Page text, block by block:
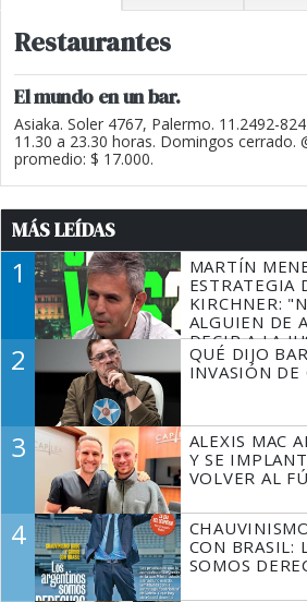
Restaurantes
El mundo en un bar.
Asiaka. Soler 4767, Palermo. 11.2492-
11.30 a 23.30 horas. Domingos cerrado.
promedio: $ 17.000.
MÁS LEÍDAS
1
MARTÍN
ESTRATEGIA
KIRCHNER:
ALGUIEN DE
DECIR A LA
TIENE QUE
2
QUÉ DIJO
INVASIÓN DE
3
ALEXIS MAC
Y SE
VOLVER AL
4
CON BRASIL:
SOMOS